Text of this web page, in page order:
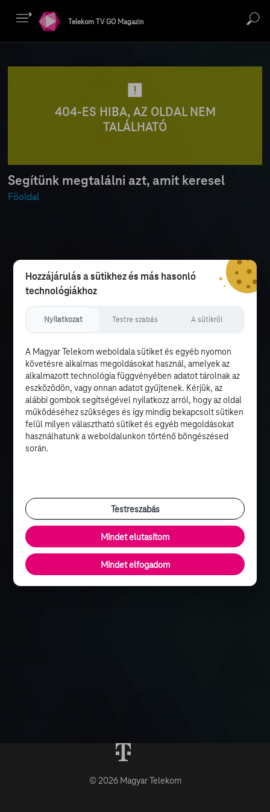
Telekom TV GO Magazin
404-ES HIBA, AZ OLDAL NEM
TALÁLHATÓ
Segítünk megtalálni azt, amit keresel
Főoldal
© 2026 Magyar Telekom
Hozzájárulás a sütikhez és más hasonló
technológiákhoz
Nyilatkozat Testre szabás A sütikről
A Magyar Telekom weboldala sütiket és egyéb nyomon
követésre alkalmas megoldásokat használ, amelyek az
alkalmazott technológia függvényében adatot tárolnak az
eszközödön, vagy onnan adatot gyűjtenek. Kérjük, az
alábbi gombok segítségével nyilatkozz arról, hogy az oldal
működéséhez szükséges és így mindig bekapcsolt sütiken
felül milyen választható sütiket és egyéb megoldásokat
használhatunk a weboldalunkon történő böngészésed
során.
Testreszabás
Mindet elutasítom
Mindet elfogadom